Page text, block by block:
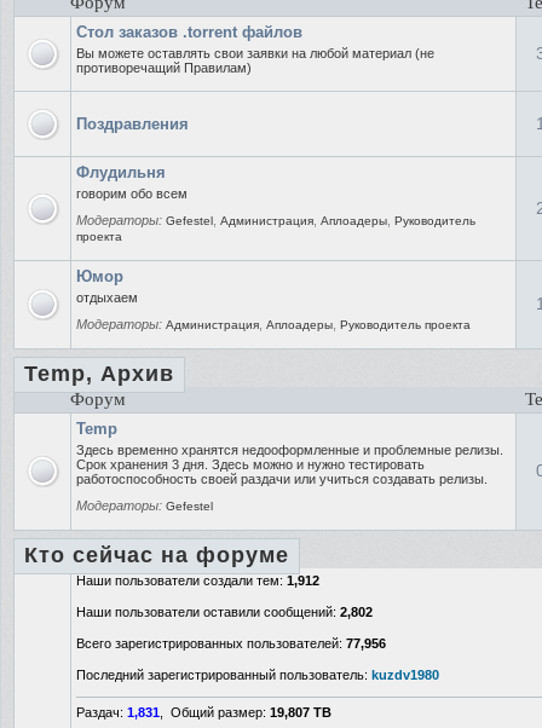
Стол заказов .torrent файлов
Вы можете оставлять свои заявки на любой материал (не
противоречащий Правилам)
Поздравления
Флудильня
говорим обо всем
Модераторы: Gefestel Администрация Аплоадеры Руководитель
проекта
Юмор
отдыхаем
Модераторы: Администрация Аплоадеры Руководитель проекта
Temp, Архив
Форум
Temp
Здесь временно хранятся недооформленные и проблемные релизы.
Срок хранения 3 дня. Здесь можно и нужно тестировать
работоспособность своей раздачи или учиться создавать релизы.
Модераторы: Gefestel
Кто сейчас на форуме
Наши пользователи создали тем: 1,912
Наши пользователи оставили сообщений: 2,802
Всего зарегистрированных пользователей: 77,956
Последний зарегистрированный пользователь: kuzdv1980
Раздач: 1,831 , Общий размер: 19,807 TB